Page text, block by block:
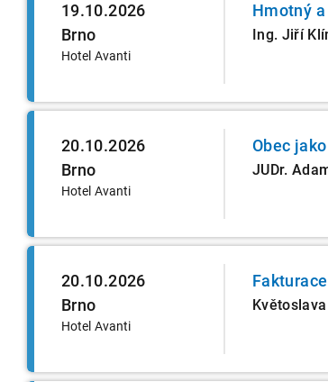
19.10.2026
Brno
Hotel Avanti
Hmotný
Ing. Jiří
20.10.2026
Brno
Hotel Avanti
Obec
JUDr.
20.10.2026
Brno
Hotel Avanti